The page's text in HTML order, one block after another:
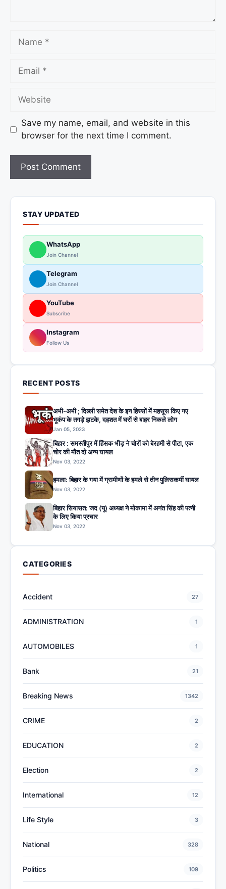
Save my name, email, and website in this
browser for the next time I comment.
STAY UPDATED
WhatsApp
Join Channel
Telegram
Join Channel
YouTube
Subscribe
Instagram
Follow Us
RECENT POSTS
अभी-अभी ; दिल्ली समेत देश के इन हिस्सों में महसूस किए गए
भूकंप के तगड़े झटके, दहशत में घरों से बाहर निकले लोग
Jan 05, 2023
बिहार : समस्तीपुर में हिंसक भीड़ ने चोरों को बेरहमी से पीटा, एक
चोर की मौत दो अन्य घायल
Nov 03, 2022
हमला: बिहार के गया में ग्रामीणों के हमले से तीन पुलिसकर्मी घायल
Nov 03, 2022
बिहार सियासत: जद (यू) अध्यक्ष ने मोकामा में अनंत सिंह की पत्नी
के लिए किया प्रचार
Nov 03, 2022
CATEGORIES
Accident 27
ADMINISTRATION 1
AUTOMOBILES 1
Bank 21
Breaking News 1342
CRIME 2
EDUCATION 2
Election 2
International 12
Life Style 3
National 328
Politics 109